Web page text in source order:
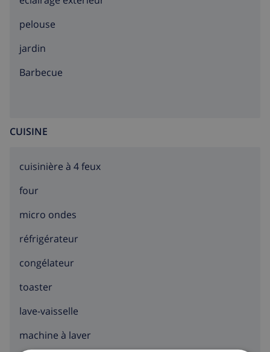
pelouse
jardin
barbecue
CUISINE
cuisinière à 4 feux
four
micro ondes
réfrigérateur
congélateur
toaster
lave-vaisselle
machine à laver